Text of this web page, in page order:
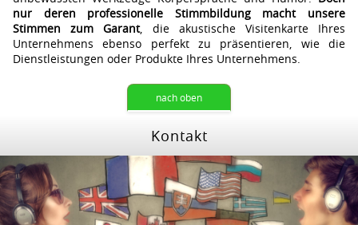
nur deren professionelle Stimmbildung macht unsere
Stimmen zum Garant, die akustische Visitenkarte Ihres
Unternehmens ebenso perfekt zu präsentieren, wie die
Dienstleistungen oder Produkte Ihres Unternehmens.
nach oben
Kontakt